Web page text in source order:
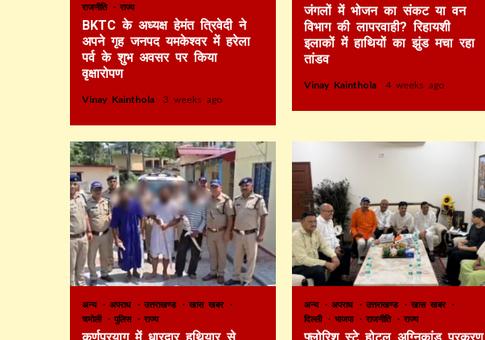
राजनीति
राज्य
BKTC के अध्यक्ष हेमंत त्रिवेदी ने
अपने गृह जनपद यमकेश्वर में हरेला
पर्व के शुभ अवसर पर किया
वृक्षारोपण
Vinay Kainthola 3 weeks ago
जंगलों में भोजन का संकट या वन
विभाग की लापरवाही? रिहायशी
इलाकों में हाथियों का झुंड मचा रहा
तांडव
Vinay Kainthola 4 weeks ago
अन्य अपराध उत्तराखण्ड
खास खबर
चमोली
पुलिस राज्य
कर्णप्रयाग में धारदार हथियार से
अन्य अपराध उत्तराखण्ड
खास खबर
दिल्ली
भाजपा राजनीति राज्य
फ्लोरिश स्टे होटल अग्निकांड प्रकरण